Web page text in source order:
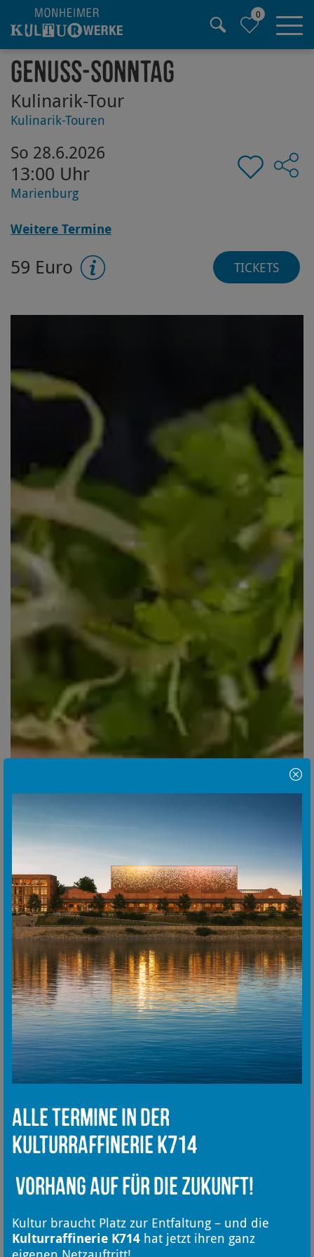
Hauptregion der Seite anspringen
0
Genuss-Sonntag
Kulinarik-Tour
Kulinarik-Touren
So 28.6.2026
13:00 Uhr
Marienburg
Weitere Termine
59 Euro TICKETS
Alle Termine in der
Kulturraffinerie K714
Vorhang auf für die Zukunft!
Kultur braucht Platz zur Entfaltung – und die
Kulturraffinerie K714 hat jetzt ihren ganz